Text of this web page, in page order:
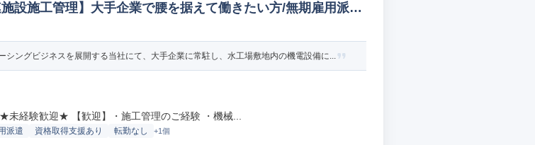
施設施工管理】大手企業で腰を据えて働きたい方/無期雇用派遣
シングビジネスを展開する当社にて、大手企業に常駐し、水工場敷地内の機電設備に...
未経験歓迎★ 【歓迎】・施工管理のご経験 ・機械...
派遣 資格取得支援あり 転勤なし +1個